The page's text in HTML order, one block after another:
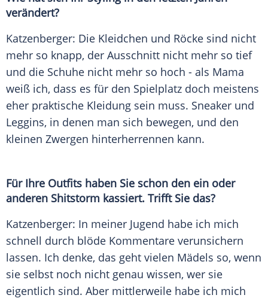
verändert?
Katzenberger: Die Kleidchen und Röcke sind nicht
mehr so knapp, der Ausschnitt nicht mehr so tief
und die Schuhe nicht mehr so hoch - als Mama
weiß ich, dass es für den Spielplatz doch meistens
eher praktische Kleidung sein muss. Sneaker und
Leggins, in denen man sich bewegen, und den
kleinen Zwergen hinterherrennen kann.
Für Ihre Outfits haben Sie schon den ein oder
anderen Shitstorm kassiert. Trifft Sie das?
Katzenberger: In meiner Jugend habe ich mich
schnell durch blöde Kommentare verunsichern
lassen. Ich denke, das geht vielen Mädels so, wenn
sie selbst noch nicht genau wissen, wer sie
eigentlich sind. Aber mittlerweile habe ich mich